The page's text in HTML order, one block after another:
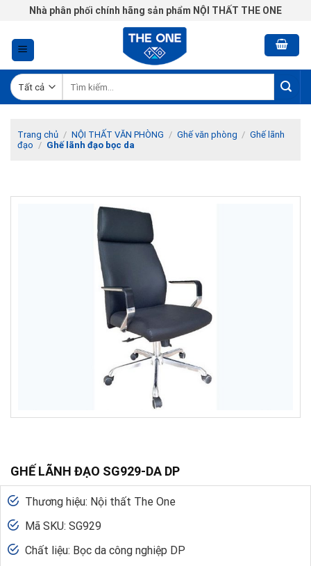
Chuyển
nội
dung
Nhà phân phối chính hãng sản phẩm NỘI THẤT THE ONE
kiếm:
Trang chủ / NỘI THẤT VĂN PHÒNG / Ghế văn phòng / Ghế lãnh
đạo / Ghế lãnh đạo bọc da
GHẾ LÃNH ĐẠO SG929-DA DP
Thương hiệu: Nội thất The One
Mã SKU: SG929
Chất liệu: Bọc da công nghiệp DP